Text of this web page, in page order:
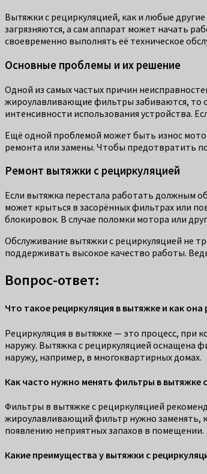
Вытяжки с рециркуляцией, как и любые
загрязняются, а сам аппарат может начать
своевременно выполнять её техническое
Основные проблемы и их решение
Одной из самых частых причин
жироулавливающие фильтры забиваются, то
интенсивности использования устройства.
Ещё одной проблемой может быть износ
ремонта или замены. Чтобы предотвратить
Ремонт вытяжки с рециркуляцией
Если вытяжка перестала работать должным
может крыться в засорённых фильтрах или
блокировок. В случае поломки мотора или
Обслуживание вытяжки с рециркуляцией не
поддерживать высокое качество работы.
Вопрос-ответ:
Что такое рециркуляция в вытяжке и как она
Рециркуляция в вытяжке — это процесс, при
наружу. Вытяжка с рециркуляцией оснащена
наружу, например, в многоквартирных домах.
Как часто нужно менять фильтры в вытяжке
Фильтры в вытяжке с рециркуляцией
жироулавливающий фильтр нужно заменять,
появлению неприятных запахов в помещении.
Какие преимущества у вытяжки с